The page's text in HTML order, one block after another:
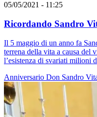
05/05/2021 - 11:25
Ricordando Sandro
Il 5 maggio di un anno fa
terrena della vita a causa del
l’esistenza di svariati milioni
Anniversario Don Sandro